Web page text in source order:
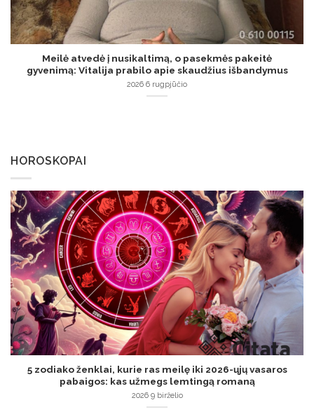
Meilė atvedė į nusikaltimą, o pasekmės pakeitė
gyvenimą: Vitalija prabilo apie skaudžius išbandymus
2026 6 rugpjūčio
HOROSKOPAI
5 zodiako ženklai, kurie ras meilę iki 2026-ųjų vasaros
pabaigos: kas užmegs lemtingą romaną
2026 9 birželio